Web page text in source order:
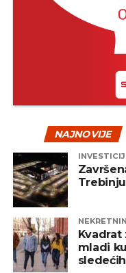
na kraju često
Jedan od načina za
diverzifikacija –
mješovite i
smanjuje zavisnost
Zaključak
NAJNOVIJE
Trebinju
Kvadrat
mladi